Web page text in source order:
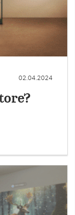
02.04.2024